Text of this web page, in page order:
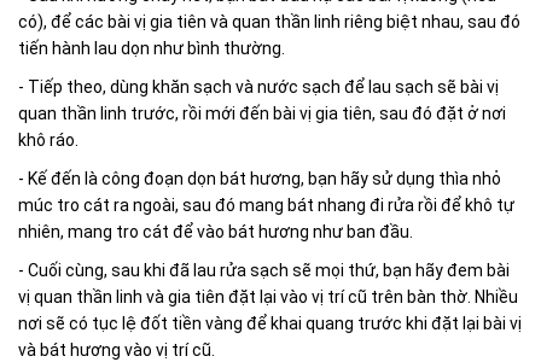
có), để các bài vị gia tiên và quan thần linh riêng biệt nhau, sau đó
tiến hành lau dọn như bình thường.
- Tiếp theo, dùng khăn sạch và nước sạch để lau sạch sẽ bài vị
quan thần linh trước, rồi mới đến bài vị gia tiên, sau đó đặt ở nơi
khô ráo.
- Kế đến là công đoạn dọn bát hương, bạn hãy sử dụng thìa nhỏ
múc tro cát ra ngoài, sau đó mang bát nhang đi rửa rồi để khô tự
nhiên, mang tro cát để vào bát hương như ban đầu.
- Cuối cùng, sau khi đã lau rửa sạch sẽ mọi thứ, bạn hãy đem bài
vị quan thần linh và gia tiên đặt lại vào vị trí cũ trên bàn thờ. Nhiều
nơi sẽ có tục lệ đốt tiền vàng để khai quang trước khi đặt lại bài vị
và bát hương vào vị trí cũ.